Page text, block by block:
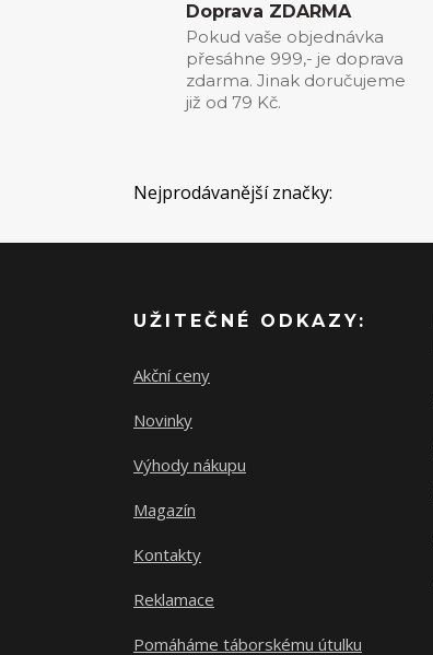
Doprava ZDARMA
Pokud vaše objednávka
přesáhne 999,- je doprava
zdarma. Jinak doručujeme
již od 79 Kč.
Nejprodávanější značky:
UŽITEČNÉ ODKAZY:
Akční ceny
Novinky
Výhody nákupu
Magazín
Kontakty
Reklamace
Pomáháme táborskému útulku